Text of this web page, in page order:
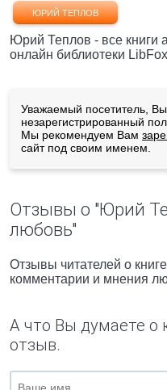
ЮРИЙ ТЕПЛОВ
Юрий Теплов - все книги
онлайн библиотеки
Уважаемый посетитель,
незарегистрированный
Мы рекомендуем Вам
сайт под своим именем.
Отзывы о "Юрий
любовь"
Отзывы читателей о
комментарии и мнения
А что Вы думаете о
отзыв.